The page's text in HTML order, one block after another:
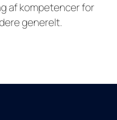
af kompetencer for
generelt.